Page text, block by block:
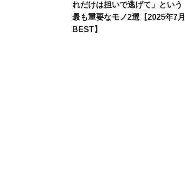
れだけは担いで逃げて」という
最も重要なモノ2選【2025年7月
BEST】